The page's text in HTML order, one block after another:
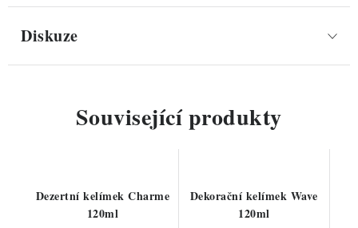
Diskuze
Související produkty
Dezertní kelímek Charme
120ml
Dekorační kelímek Wave
120ml